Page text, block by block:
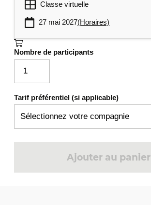
Classe virtuelle
27 mai 2027(Horaires)
Nombre de participants
Tarif préférentiel (si applicable)
Ajouter au panier